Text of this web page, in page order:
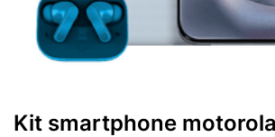
Kit smartphone